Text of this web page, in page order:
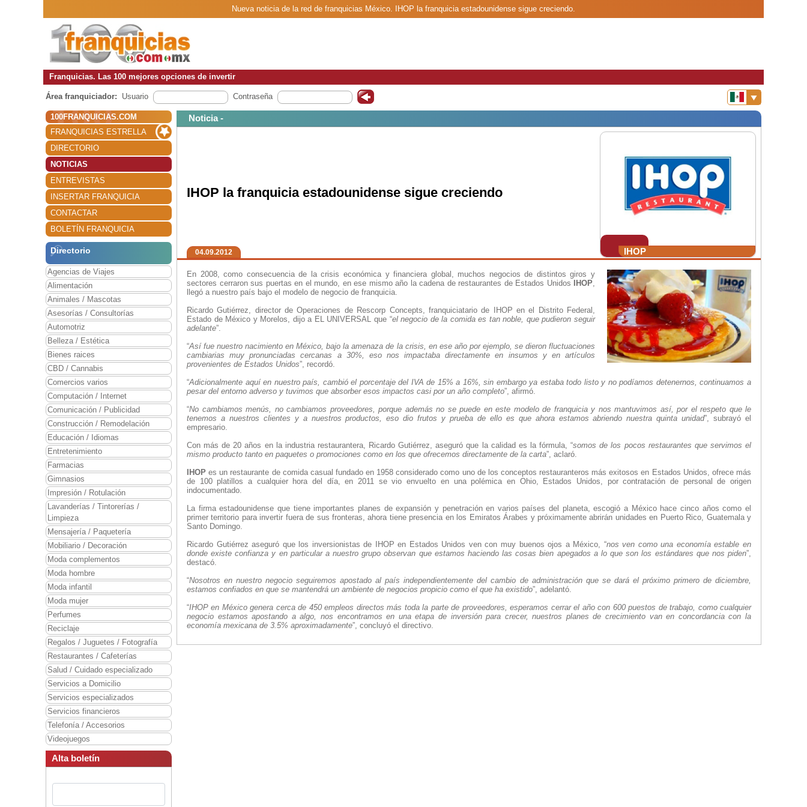
Nueva noticia de la red de franquicias México. IHOP la franquicia estadounidense sigue creciendo.
Franquicias. Las 100 mejores opciones de invertir
Área franquiciador: Usuario Contraseña
100FRANQUICIAS.COM
FRANQUICIAS ESTRELLA
DIRECTORIO
NOTICIAS
ENTREVISTAS
INSERTAR FRANQUICIA
CONTACTAR
BOLETÍN FRANQUICIA
Directorio
Agencias de Viajes
Alimentación
Animales / Mascotas
Asesorías / Consultorías
Automotriz
Belleza / Estética
Bienes raices
CBD / Cannabis
Comercios varios
Computación / Internet
Comunicación / Publicidad
Construcción / Remodelación
Educación / Idiomas
Entretenimiento
Farmacias
Gimnasios
Impresión / Rotulación
Lavanderías / Tintorerías /
Limpieza
Mensajería / Paquetería
Mobiliario / Decoración
Moda complementos
Moda hombre
Moda infantil
Moda mujer
Perfumes
Reciclaje
Regalos / Juguetes / Fotografía
Restaurantes / Cafeterías
Salud / Cuidado especializado
Servicios a Domicilio
Servicios especializados
Servicios financieros
Telefonía / Accesorios
Videojuegos
Alta boletín
Noticia -
IHOP
IHOP la franquicia estadounidense sigue creciendo
04.09.2012
En 2008, como consecuencia de la crisis económica y financiera global, muchos negocios de distintos giros y
sectores cerraron sus puertas en el mundo, en ese mismo año la cadena de restaurantes de Estados Unidos
IHOP,
llegó a nuestro país bajo el modelo de negocio de franquicia.
Ricardo Gutiérrez, director de Operaciones de Rescorp Concepts, franquiciatario de IHOP en el Distrito Federal,
Estado de México y Morelos, dijo a EL UNIVERSAL que “el negocio de la comida es tan noble, que pudieron seguir
adelante”.
“Así fue nuestro nacimiento en México, bajo la amenaza de la crisis, en ese año por ejemplo, se dieron fluctuaciones
cambiarias muy pronunciadas cercanas a 30%, eso nos impactaba directamente en insumos y en artículos
provenientes de Estados Unidos”, recordó.
“Adicionalmente aquí en nuestro país, cambió el porcentaje del IVA de 15% a 16%, sin embargo ya estaba todo listo y no podíamos detenernos, continuamos a
pesar del entorno adverso y tuvimos que absorber esos impactos casi por un año completo”, afirmó.
“No cambiamos menús, no cambiamos proveedores, porque además no se puede en este modelo de franquicia y nos mantuvimos así, por el respeto que le
tenemos a nuestros clientes y a nuestros productos, eso dio frutos y prueba de ello es que ahora estamos abriendo nuestra quinta unidad”, subrayó el
empresario.
Con más de 20 años en la industria restaurantera, Ricardo Gutiérrez, aseguró que la calidad es la fórmula, “somos de los pocos restaurantes que servimos el
mismo producto tanto en paquetes o promociones como en los que ofrecemos directamente de la carta”, aclaró.
IHOP es un restaurante de comida casual fundado en 1958 considerado como uno de los conceptos restauranteros más exitosos en Estados Unidos, ofrece más
de 100 platillos a cualquier hora del día, en 2011 se vio envuelto en una polémica en Ohio, Estados Unidos, por contratación de personal de origen
indocumentado.
La firma estadounidense que tiene importantes planes de expansión y penetración en varios países del planeta, escogió a México hace cinco años como el
primer territorio para invertir fuera de sus fronteras, ahora tiene presencia en los Emiratos Árabes y próximamente abrirán unidades en Puerto Rico, Guatemala y
Santo Domingo.
Ricardo Gutiérrez aseguró que los inversionistas de IHOP en Estados Unidos ven con muy buenos ojos a México, “nos ven como una economía estable en
donde existe confianza y en particular a nuestro grupo observan que estamos haciendo las cosas bien apegados a lo que son los estándares que nos piden”,
destacó.
“Nosotros en nuestro negocio seguiremos apostado al país independientemente del cambio de administración que se dará el próximo primero de diciembre,
estamos confiados en que se mantendrá un ambiente de negocios propicio como el que ha existido”, adelantó.
“IHOP en México genera cerca de 450 empleos directos más toda la parte de proveedores, esperamos cerrar el año con 600 puestos de trabajo, como cualquier
negocio estamos apostando a algo, nos encontramos en una etapa de inversión para crecer, nuestros planes de crecimiento van en concordancia con la
economía mexicana de 3.5% aproximadamente”, concluyó el directivo.